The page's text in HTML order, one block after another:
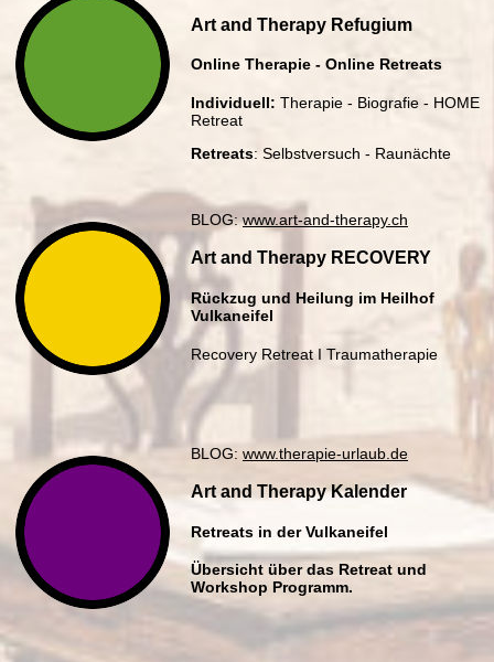
Art and Therapy Refugium
Online Therapie - Online Retreats
Individuell: Therapie - Biografie - HOME
Retreat
Retreats: Selbstversuch - Raunächte
BLOG:www.art-and-therapy.ch
Art and Therapy RECOVERY
Rückzug und Heilung im Heilhof
Vulkaneifel
Recovery Retreat I Traumatherapie
BLOG: www.therapie-urlaub.de
Art and Therapy Kalender
Retreats in der Vulkaneifel
Übersicht über das Retreat und
Workshop Programm.